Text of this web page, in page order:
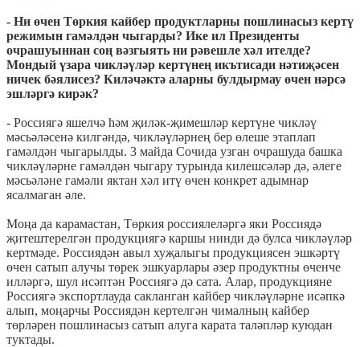
- Ни өчен Төркия кайбер продуктларны пошлинасыз кертү
режимын гамәлдән чыгарды? Ике ил Президенты
очрашуыннан соң вәзгыять ни рәвешле хәл ителде?
Мондый үзара чикләүләр кертүнең икътисади нәтиҗәсен
ничек бәялисез? Киләчәктә аларны булдырмау өчен нәрсә
эшләргә кирәк?
- Россиягә яшелчә һәм җиләк-җимешләр кертүне чикләү
мәсьәләсенә килгәндә, чикләүләрнең бер өлеше этаплап
гамәлдән чыгарылды. 3 майда Сочида узган очрашуда башка
чикләүләрне гамәлдән чыгару турында килешсәләр дә, әлеге
мәсьәләне гамәли яктан хәл итү өчен конкрет адымнар
ясалмаган әле.
Моңа да карамастан, Төркия россиялеләргә яки Россиядә
җитештерелгән продукциягә каршы нинди дә булса чикләүләр
кертмәде. Россиядән авыл хуҗалыгы продукциясен эшкәртү
өчен сатып алучы төрек эшкуарлары әзер продуктны өченче
илләргә, шул исәптән Россиягә дә сата. Алар, продукцияне
Россиягә экспортлауда сакланган кайбер чикләүләрне исәпкә
алып, моңарчы Россиядән кертелгән чималның кайбер
төрләрен пошлинасыз сатып алуга карата таләпләр куюдан
туктады.